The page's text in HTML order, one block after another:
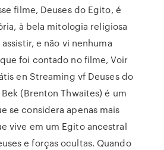
filme, Deuses do Egito, é
à bela mitologia religiosa
e não vi nenhuma
foi contado no filme, Voir
en Streaming vf Deuses do
(Brenton Thwaites) é um
se considera apenas mais
vive em um Egito ancestral
e forças ocultas. Quando